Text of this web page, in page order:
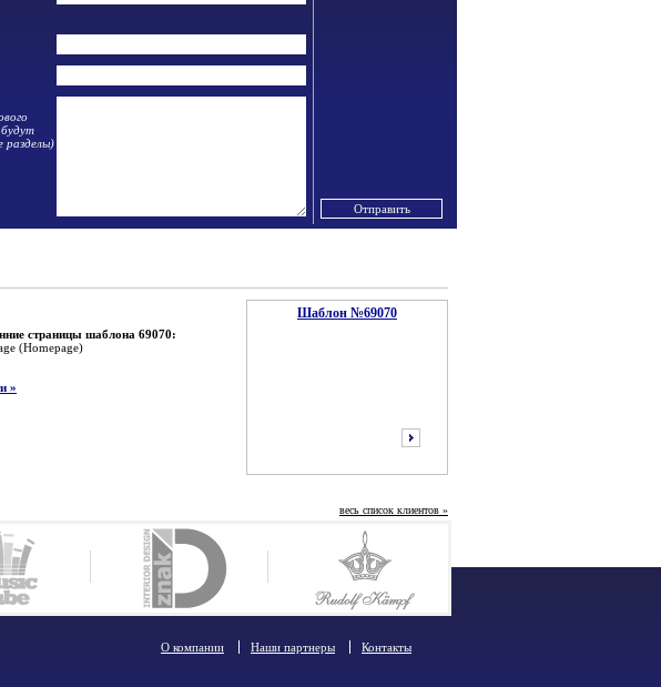
разделы)
Шаблон №69070
следующий
страницы шаблона 69070:
(Homepage)
»
весь список клиентов »
О компании Наши партнеры Контакты